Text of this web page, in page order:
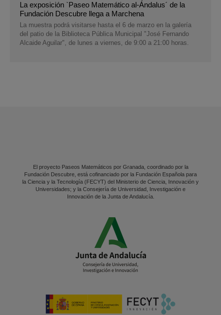
La exposición `Paseo Matemático al-Ándalus´ de la
Fundación Descubre llega a Marchena
La muestra podrá visitarse hasta el 6 de marzo en la galería
del patio de la Biblioteca Pública Municipal "José Fernando
Alcaide Aguilar", de lunes a viernes, de 9:00 a 21:00 horas.
El proyecto Paseos Matemáticos por Granada, coordinado por la
Fundación Descubre, está cofinanciado por la Fundación Española para
la Ciencia y la Tecnología (FECYT) del Ministerio de Ciencia, Innovación y
Universidades; y la Consejería de Universidad, Investigación e
Innovación de la Junta de Andalucía.